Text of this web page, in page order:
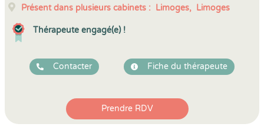
Présent dans plusieurs cabinets : Limoges, Limoges
Thérapeute engagé(e) !
Contacter Fiche du thérapeute
Prendre RDV